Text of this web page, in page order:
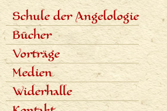
<none>
Schule der Angelologie
Inhalt der Schule
Lektoren
Sieben Stufen
Termine und Anmeldungen
Fotogalerie
Bücher
Angelologie der Geschichte
Sieben Erzengel
Vorträge
Zeitplan der Vorträge
Aufnahmen der Vorträge
Medien
Fachartikel
Populäre Artikel
Presseinterviews
Widerhalle
Dialoge